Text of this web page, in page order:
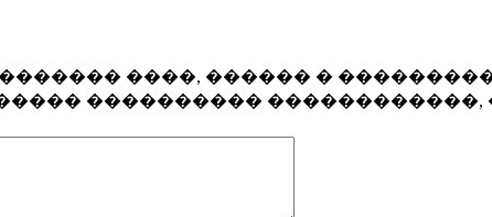
����, ������ �
����������